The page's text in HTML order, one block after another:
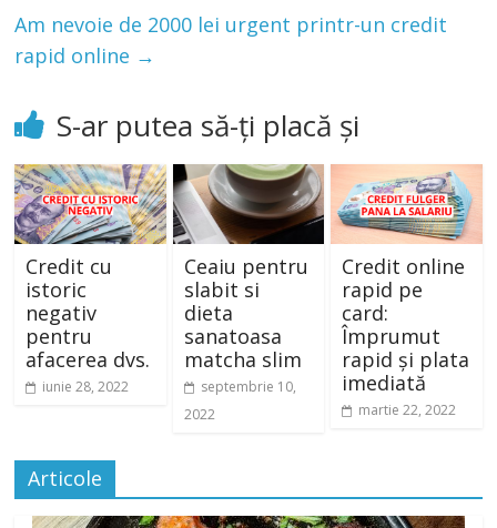
Am nevoie de 2000 lei urgent printr-un credit
rapid online →
S-ar putea să-ți placă și
Credit cu
istoric
negativ
pentru
afacerea dvs.
iunie 28, 2022
Ceaiu pentru
slabit si
dieta
sanatoasa
matcha slim
septembrie 10,
2022
Credit online
rapid pe
card:
Împrumut
rapid și plata
imediată
martie 22, 2022
Articole